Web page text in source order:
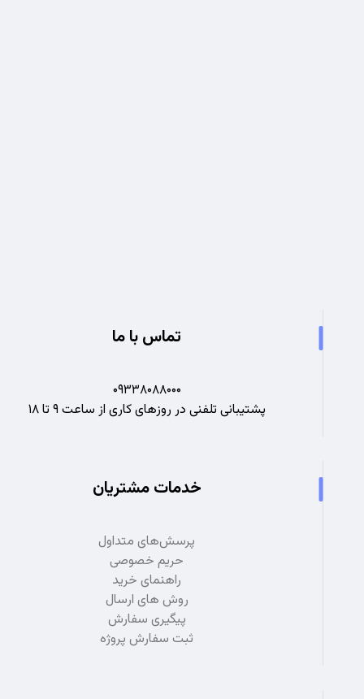
تماس با ما
۰۹۳۳۸۰۸۸۰۰۰
پشتیبانی تلفنی در روزهای کاری از ساعت ۹ تا ۱۸
خدمات مشتریان
پرسش‌های متداول
حریم خصوصی
راهنمای خرید
روش های ارسال
پیگیری سفارش
ثبت سفارش پروژه